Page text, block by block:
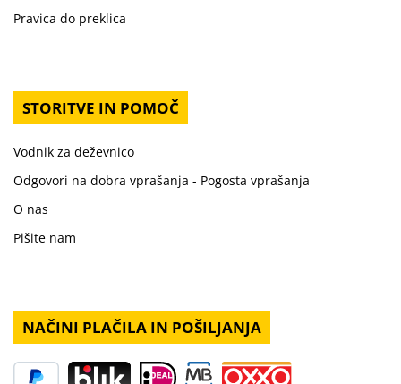
Pravica do preklica
STORITVE IN POMOČ
Vodnik za deževnico
Odgovori na dobra vprašanja - Pogosta vprašanja
O nas
Pišite nam
NAČINI PLAČILA IN POŠILJANJA